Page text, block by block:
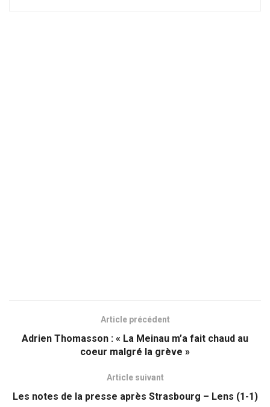
Article précédent
Adrien Thomasson : « La Meinau m’a fait chaud au
coeur malgré la grève »
Article suivant
Les notes de la presse après Strasbourg – Lens (1-1)